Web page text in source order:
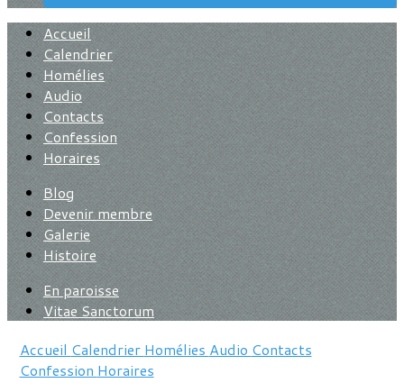
Accueil
Calendrier
Homélies
Audio
Contacts
Confession
Horaires
Blog
Devenir membre
Galerie
Histoire
En paroisse
Vitae Sanctorum
Accueil Calendrier Homélies Audio Contacts
Confession Horaires